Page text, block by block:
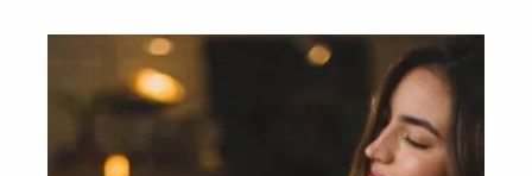
Prolaktyna bowiem wpływa między innymi